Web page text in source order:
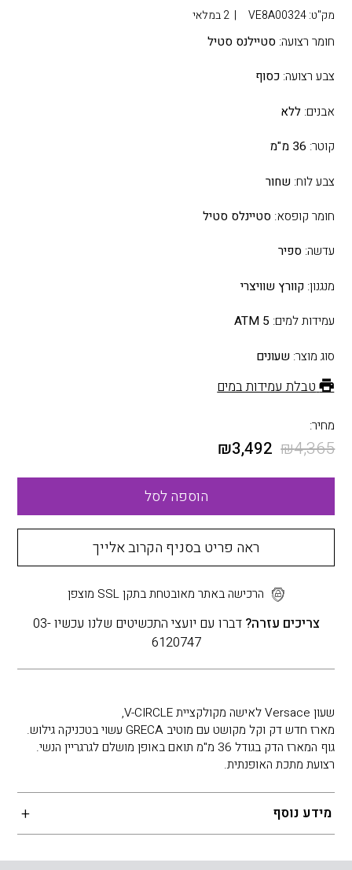
מק"ט:VE8A00324
| 2 במלאי
חומר רצועה: סטיילנס סטיל
צבע רצועה: כסוף
אבנים: ללא
קוטר: 36 מ"מ
צבע לוח: שחור
חומר קופסא: סטיינלס סטיל
עדשה: ספיר
מנגנון: קוורץ שוויצרי
עמידות למים: 5 ATM
סוג מוצר: שעונים
טבלת עמידות במים
מחיר:
₪4,365
₪3,492
הוספה לסל
ראה פריט בסניף הקרוב אלייך
הרכישה באתר מאובטחת בתקן SSL מוצפן
צריכים עזרה?
דברו עם יועצי התכשיטים שלנו עכשיו 03-
6120747
שעון Versace לאישה מקולקציית V-CIRCLE,
מארז חדש דק וקל מקושט עם מוטיב GRECA עשוי בטכניקה גילוש.
גוף המארז הדק בגודל 36 מ"מ תואם באופן מושלם לגרגריין הנשי.
רצועת מתכת האופנתית.
מידע נוסף